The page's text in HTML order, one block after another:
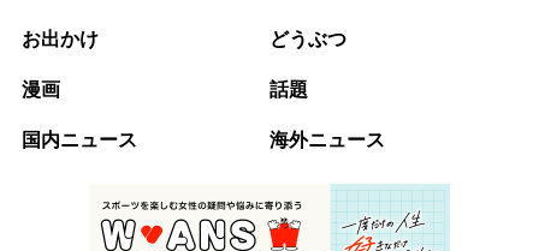
お出かけ どうぶつ
漫画 話題
国内ニュース 海外ニュース